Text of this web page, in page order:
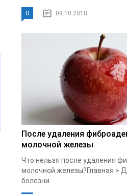
0 09.10.2018
После удаления
молочной железы
Что нельзя после удаления
молочной железы?Главная >
болезни...